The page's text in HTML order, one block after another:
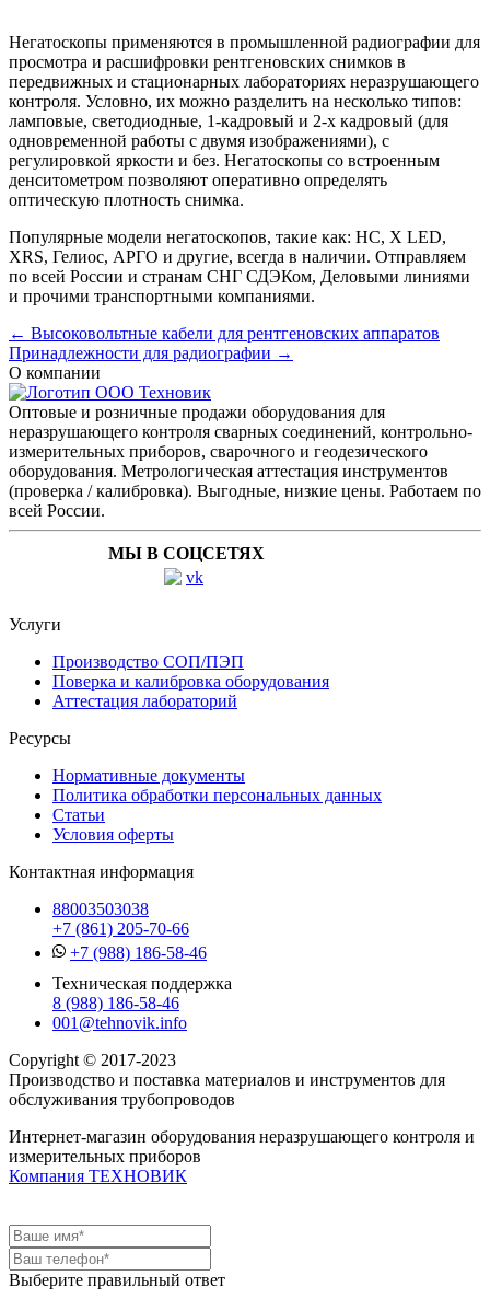
Негатоскопы применяются в промышленной радиографии для
просмотра и расшифровки рентгеновских снимков в
передвижных и стационарных лабораториях неразрушающего
контроля. Условно, их можно разделить на несколько типов:
ламповые, светодиодные, 1-кадровый и 2-х кадровый (для
одновременной работы с двумя изображениями), с
регулировкой яркости и без. Негатоскопы со встроенным
денситометром позволяют оперативно определять
оптическую плотность снимка.
Популярные модели негатоскопов, такие как: НС, X LED,
XRS, Гелиос, АРГО и другие, всегда в наличии. Отправляем
по всей России и странам СНГ СДЭКом, Деловыми линиями
и прочими транспортными компаниями.
← Высоковольтные кабели для рентгеновских аппаратов
Принадлежности для радиографии →
О компании
Оптовые и розничные продажи оборудования для
неразрушающего контроля сварных соединений, контрольно-
измерительных приборов, сварочного и геодезического
оборудования. Метрологическая аттестация инструментов
(проверка / калибровка). Выгодные, низкие цены. Работаем по
всей России.
МЫ В СОЦСЕТЯХ
Услуги
Производство СОП/ПЭП
Поверка и калибровка оборудования
Аттестация лабораторий
Ресурсы
Нормативные документы
Политика обработки персональных данных
Статьи
Условия оферты
Контактная информация
88003503038
+7 (861) 205-70-66
+7 (988) 186-58-46
Техническая поддержка
8 (988) 186-58-46
001@tehnovik.info
Copyright © 2017-2023
Производство и поставка материалов и инструментов для
обслуживания трубопроводов
Интернет-магазин оборудования неразрушающего контроля и
измерительных приборов
Компания ТЕХНОВИК
Выберите правильный ответ